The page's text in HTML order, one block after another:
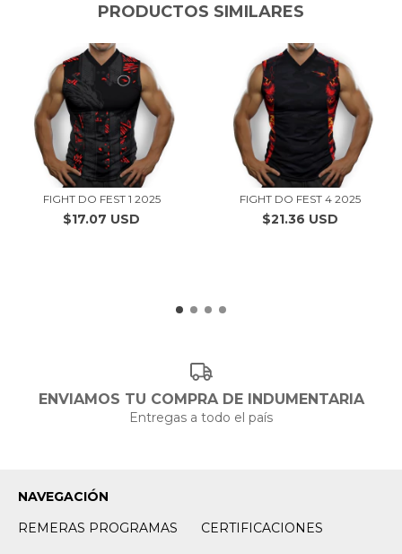
PRODUCTOS SIMILARES
FIGHT DO FEST 1 2025
$17.07 USD
FIGHT DO FEST 4 2025
$21.36 USD
ENVIAMOS TU COMPRA DE INDUMENTARIA
Entregas a todo el país
NAVEGACIÓN
REMERAS PROGRAMAS
CERTIFICACIONES